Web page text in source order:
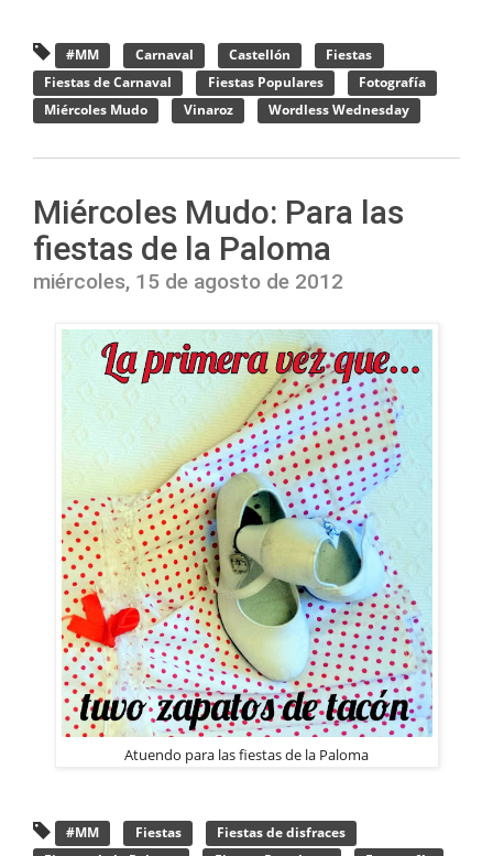
#MM Carnaval Castellón
Fiestas
Fiestas de Carnaval
Fiestas Populares
Fotografía
Miércoles Mudo
Vinaroz Wordless Wednesday
Miércoles Mudo: Para las
fiestas de la Paloma
miércoles, 15 de agosto de 2012
Atuendo para las fiestas de la Paloma
#MM Fiestas
Fiestas de disfraces